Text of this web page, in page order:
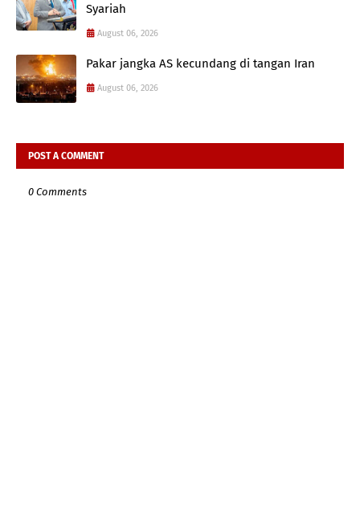
Syariah
August 06, 2026
Pakar jangka AS kecundang di tangan Iran
August 06, 2026
POST A COMMENT
0 Comments